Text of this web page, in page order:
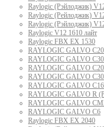
Raylogic (Рэйлоджик)
Raylogic (Рейлоджик)
Raylogic (Рэйлоджик)
Raylogic V12 1610 лайт
Raylogic FBX EX 1530
RAYLOGIC GALVO
RAYLOGIC GALVO
RAYLOGIC GALVO
RAYLOGIC GALVO
RAYLOGIC GALVO
RAYLOGIC GALVO R
RAYLOGIC GALVO
RAYLOGIC GALVO С6
Raylogic FBX EX 2040